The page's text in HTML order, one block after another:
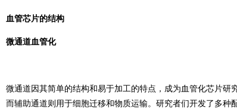
血管芯片的结构
微通道血管化
微通道因其简单的结构和易于加工的特点，成为血管化芯片研
而辅助通道则用于细胞迁移和物质运输。研究者们开发了多种